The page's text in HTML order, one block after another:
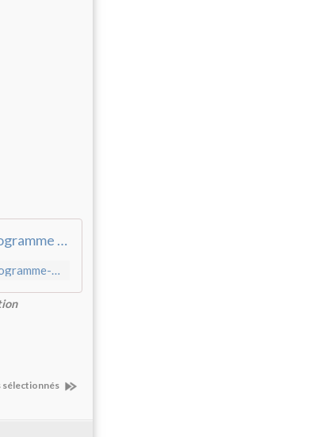
Programme du 12ème Festival des Nuits Noires à Aubusson
sélectionnés